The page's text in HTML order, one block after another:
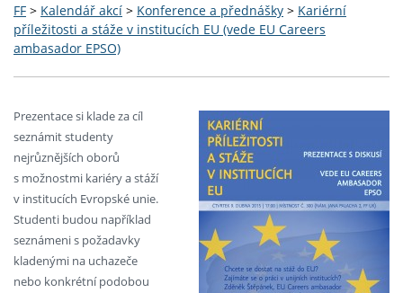
FF > Kalendář akcí > Konference a přednášky > Kariérní
příležitosti a stáže v institucích EU (vede EU Careers
ambasador EPSO)
Prezentace si klade za cíl
seznámit studenty
nejrůznějších oborů
s možnostmi kariéry a stáží
v institucích Evropské unie.
Studenti budou například
seznámeni s požadavky
kladenými na uchazeče
nebo konkrétní podobou